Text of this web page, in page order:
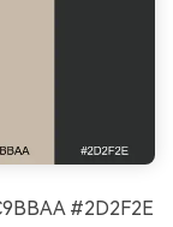
#2D2F2E